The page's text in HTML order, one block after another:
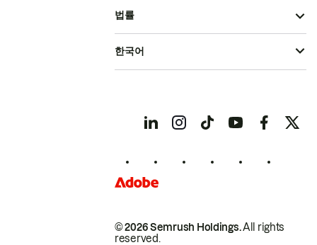
© 2026 Semrush Holdings.All rights
reserved.
법률
한국어